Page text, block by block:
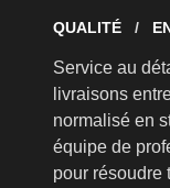
QUALITÉ
Service au
livraisons
normalisé en
équipe de
pour résoudre